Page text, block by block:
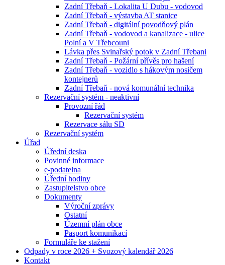
Zadní Třebaň - Lokalita U Dubu - vodovod
Zadní Třebaň - výstavba AT stanice
Zadní Třebaň - digitální povodňový plán
Zadní Třebaň - vodovod a kanalizace - ulice
Polní a V Třebcouni
Lávka přes Svinařský potok v Zadní Třebani
Zadní Třebaň - Požární přívěs pro hašení
Zadní Třebaň - vozidlo s hákovým nosičem
kontejnerů
Zadní Třebaň - nová komunální technika
Rezervační systém - neaktivní
Provozní řád
Rezervační systém
Rezervace sálu SD
Rezervační systém
Úřad
Úřední deska
Povinné informace
e-podatelna
Úřední hodiny
Zastupitelstvo obce
Dokumenty
Výroční zprávy
Ostatní
Územní plán obce
Pasport komunikací
Formuláře ke stažení
Odpady v roce 2026 + Svozový kalendář 2026
Kontakt